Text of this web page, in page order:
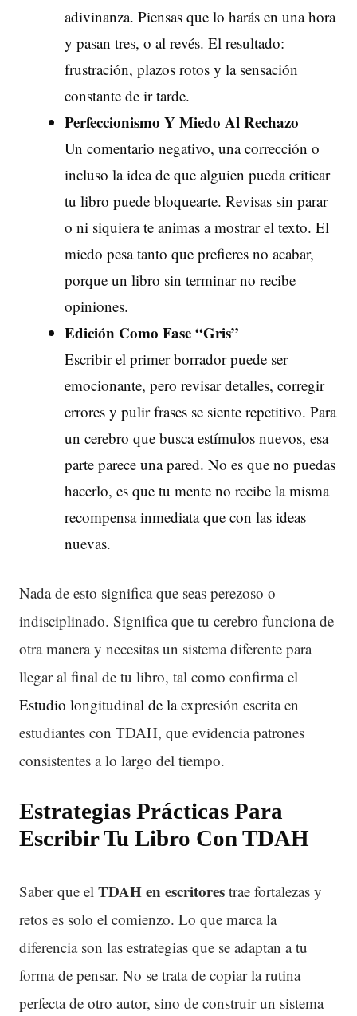
adivinanza. Piensas que lo harás en una hora
y pasan tres, o al revés. El resultado:
frustración, plazos rotos y la sensación
constante de ir tarde.
Perfeccionismo Y Miedo Al Rechazo
Un comentario negativo, una corrección o
incluso la idea de que alguien pueda criticar
tu libro puede bloquearte. Revisas sin parar
o ni siquiera te animas a mostrar el texto. El
miedo pesa tanto que prefieres no acabar,
porque un libro sin terminar no recibe
opiniones.
Edición Como Fase “Gris”
Escribir el primer borrador puede ser
emocionante, pero revisar detalles, corregir
errores y pulir frases se siente repetitivo. Para
un cerebro que busca estímulos nuevos, esa
parte parece una pared. No es que no puedas
hacerlo, es que tu mente no recibe la misma
recompensa inmediata que con las ideas
nuevas.
Nada de esto significa que seas perezoso o
indisciplinado. Significa que tu cerebro funciona de
otra manera y necesitas un sistema diferente para
llegar al final de tu libro, tal como confirma el
Estudio longitudinal de laexpresión escrita en
estudiantes con TDAH, que evidencia patrones
consistentes a lo largo del tiempo.
Estrategias Prácticas Para
Escribir Tu Libro Con TDAH
Saber que el TDAH en escritores trae fortalezas y
retos es solo el comienzo. Lo que marca la
diferencia son las estrategias que se adaptan a tu
forma de pensar. No se trata de copiar la rutina
perfecta de otro autor, sino de construir un sistema